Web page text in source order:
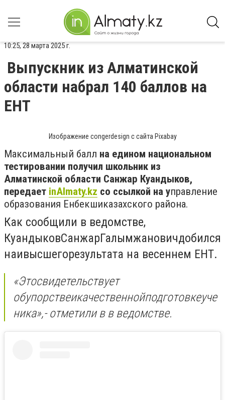
10:25, 28 марта 2025 г.
Выпускник из Алматинской
области набрал 140 баллов на
ЕНТ
Изображение congerdesign с сайта Pixabay
Максимальный балл на едином национальном
тестировании получил школьник из
Алматинской области Санжар Куандыков,
передает inAlmaty.kz со ссылкой на управление
образования Енбекшиказахского района.
Как сообщили в ведомстве,
КуандыковСанжарГалымжановичдобился
наивысшегорезультата на весеннем ЕНТ.
«Этосвидетельствует
обупорствеикачественнойподготовкеуче
ника»,- отметили в в ведомстве.